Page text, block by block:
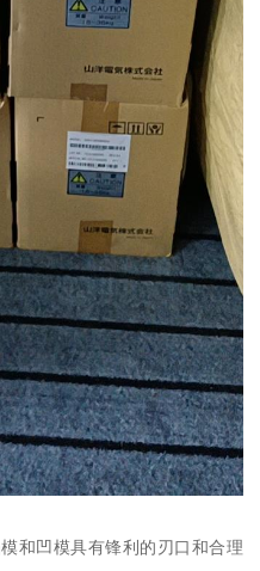
和凹模具有锋利的刃口和合理